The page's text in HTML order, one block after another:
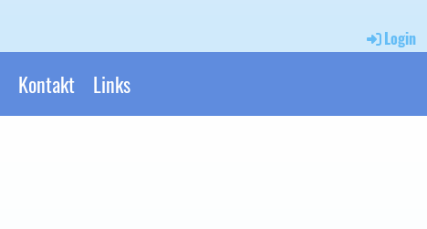
Login
Kontakt Links